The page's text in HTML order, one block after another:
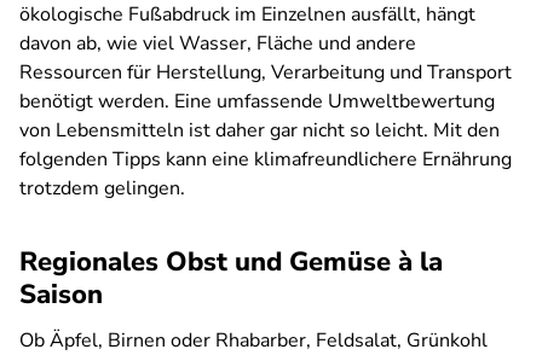
ökologische Fußabdruck im Einzelnen ausfällt, hängt
davon ab, wie viel Wasser, Fläche und andere
Ressourcen für Herstellung, Verarbeitung und Transport
benötigt werden. Eine umfassende Umweltbewertung
von Lebensmitteln ist daher gar nicht so leicht. Mit den
folgenden Tipps kann eine klimafreundlichere Ernährung
trotzdem gelingen.
Regionales Obst und Gemüse à la
Saison
Ob Äpfel, Birnen oder Rhabarber, Feldsalat, Grünkohl